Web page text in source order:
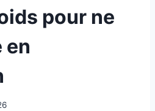
pour ne
en